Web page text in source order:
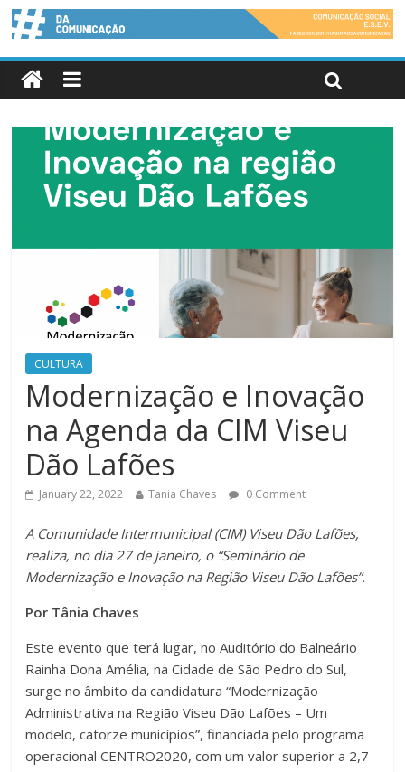
CULTURA
Modernização e Inovação
na Agenda da CIM Viseu
Dão Lafões
January 22, 2022 Tania Chaves 0 Comment
A Comunidade Intermunicipal (CIM) Viseu Dão Lafões,
realiza, no dia 27 de janeiro, o “Seminário de
Modernização e Inovação na Região Viseu Dão Lafões”.
Por Tânia Chaves
Este evento que terá lugar, no Auditório do Balneário
Rainha Dona Amélia, na Cidade de São Pedro do Sul,
surge no âmbito da candidatura “Modernização
Administrativa na Região Viseu Dão Lafões – Um
modelo, catorze municípios”, financiada pelo programa
operacional CENTRO2020, com um valor superior a 2,7